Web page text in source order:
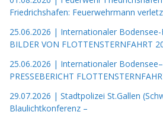
Friedrichshafen: Feuerwehrmann
25.06.2026 | Internationaler
BILDER VON FLOTTENSTERNFAHRT
25.06.2026 | Internationaler
PRESSEBERICHT
29.07.2026 | Stadtpolizei St.Gallen
Blaulichtkonferenz –